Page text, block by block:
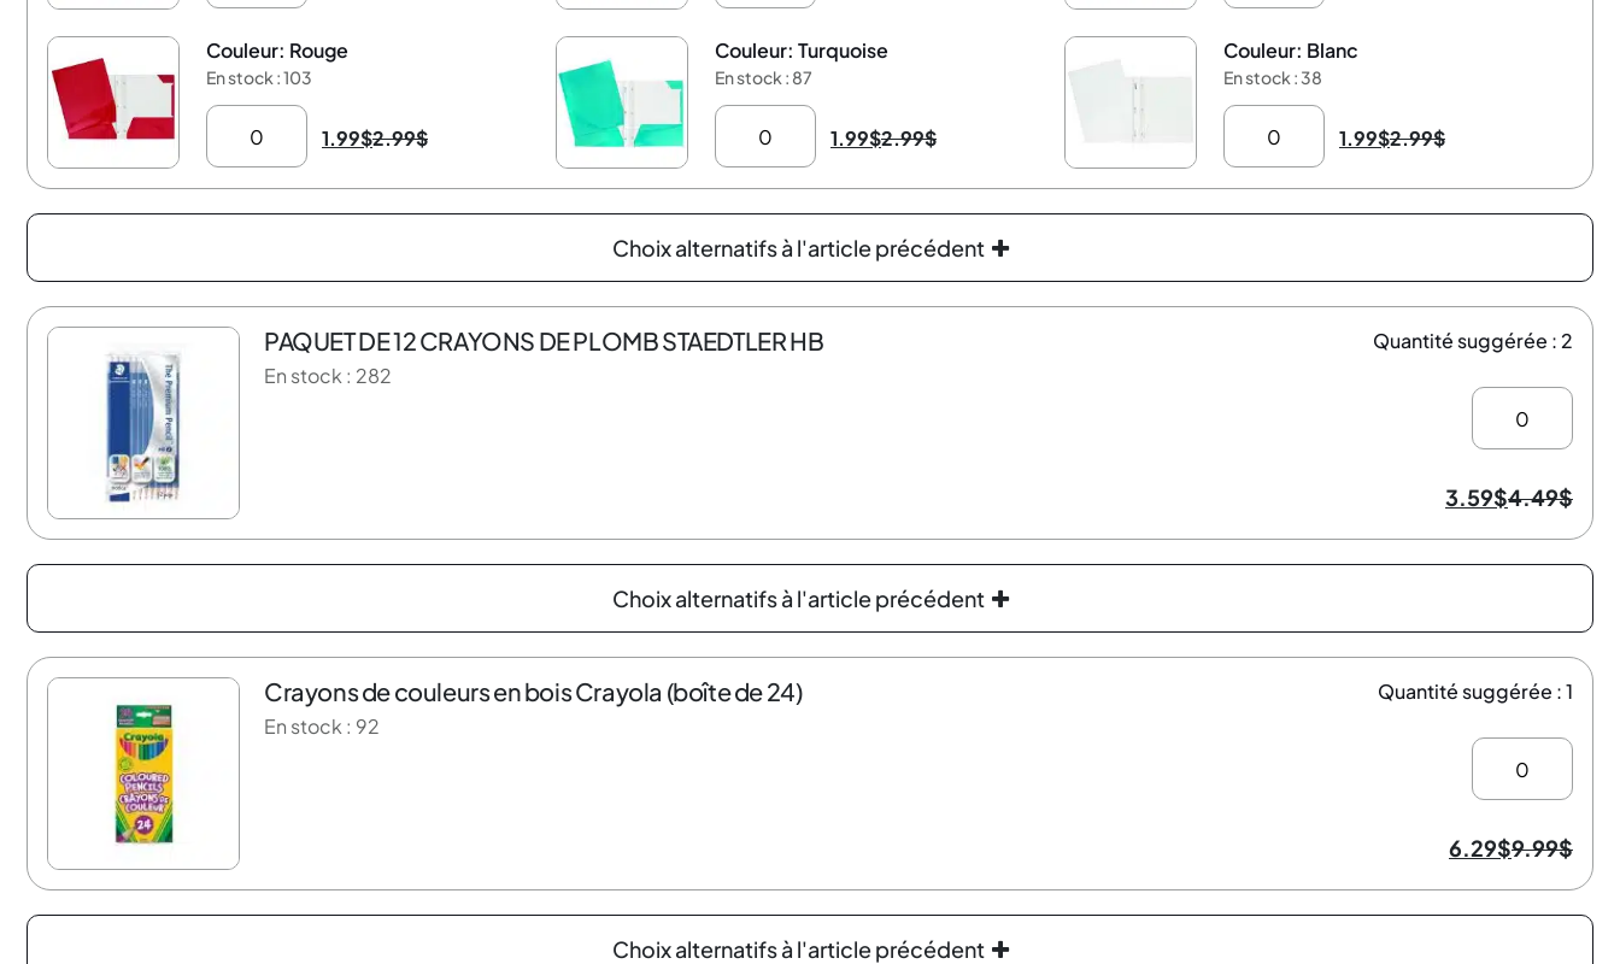
-33% Couleur: Rouge
En stock : 103
1.99$2.99$
-33% Couleur: Turquoise
En stock : 87
1.99$2.99$
-33% Couleur: Blanc
En stock : 38
1.99$2.99$
Choix alternatifs à l'article précédent
20% de rabais PAQUET DE 12 CRAYONS DE PLOMB STAEDTLER HB
En stock : 282
Quantité suggérée : 2
3.59$4.49$
Choix alternatifs à l'article précédent
37% de rabais Crayons de couleurs en bois Crayola (boîte de 24)
En stock : 92
Quantité suggérée : 1
6.29$9.99$
Choix alternatifs à l'article précédent